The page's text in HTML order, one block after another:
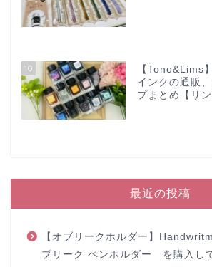
10
【Tono&Lims
インクの通販
プまとめ【リン
最近の投稿
【オブリークホルダー】
ブリーク ペンホルダー を購入し